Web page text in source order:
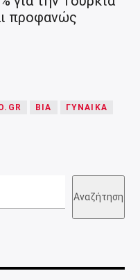
προφανώς
ΒΙΑ ΓΥΝΑΙΚΑ
Αναζήτηση